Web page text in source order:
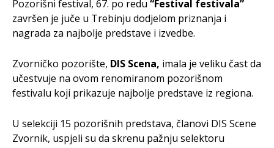
Pozorišni festival, 67. po redu “Festival festivala”
završen je juče u Trebinju dodjelom priznanja i
nagrada za najbolje predstave i izvedbe.
Zvorničko pozorište, DIS Scena, imala je veliku čast da
učestvuje na ovom renomiranom pozorišnom
festivalu koji prikazuje najbolje predstave iz regiona.
U selekciji 15 pozorišnih predstava, članovi DIS Scene
Zvornik, uspjeli su da skrenu pažnju selektoru